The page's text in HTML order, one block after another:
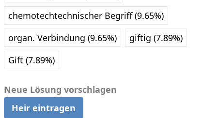
chemotechtechnischer Begriff (9.65%)
organ. Verbindung (9.65%)
giftig (7.89%)
Gift (7.89%)
Neue Lösung vorschlagen
Heir eintragen